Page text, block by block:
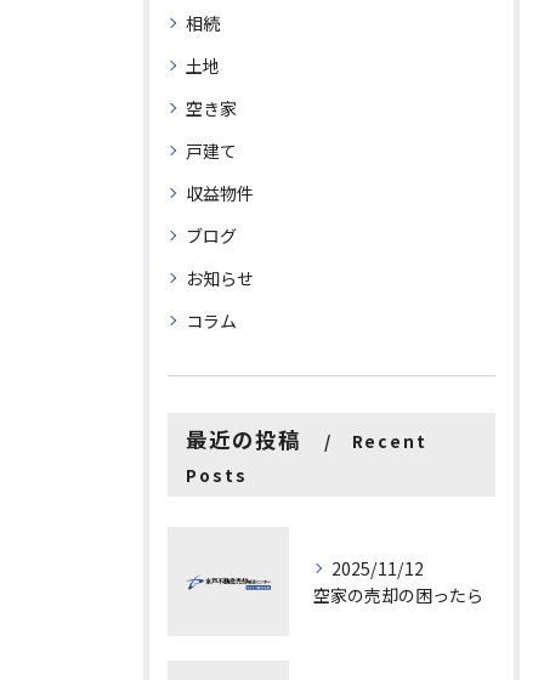
相続
土地
空き家
戸建て
収益物件
ブログ
お知らせ
コラム
最近の投稿
Recent
Posts
2025/11/12
空家の売却の困ったら